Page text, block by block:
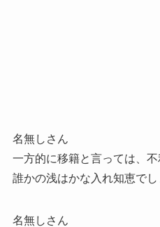
名無しさん
一方的に移籍と言っては、不
誰かの浅はかな入れ知恵でし
名無しさん